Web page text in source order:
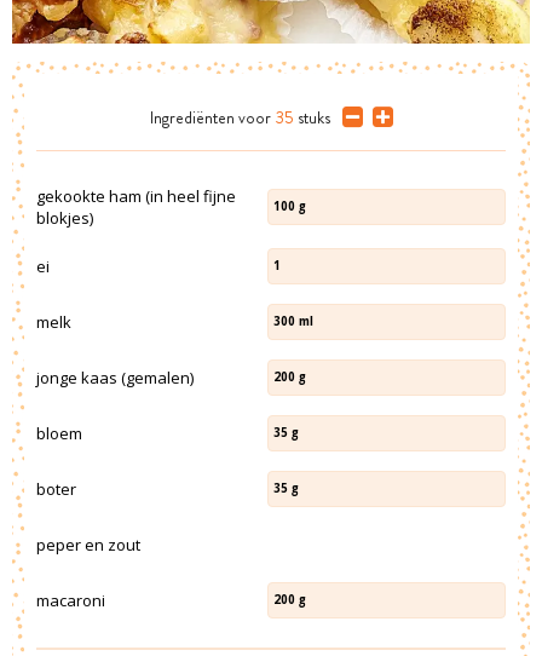
Ingrediënten voor 35 stuks
gekookte ham (in heel fijne
blokjes)
100 g
ei 1
melk 300 ml
jonge kaas (gemalen) 200 g
bloem 35 g
boter 35 g
peper en zout
macaroni 200 g